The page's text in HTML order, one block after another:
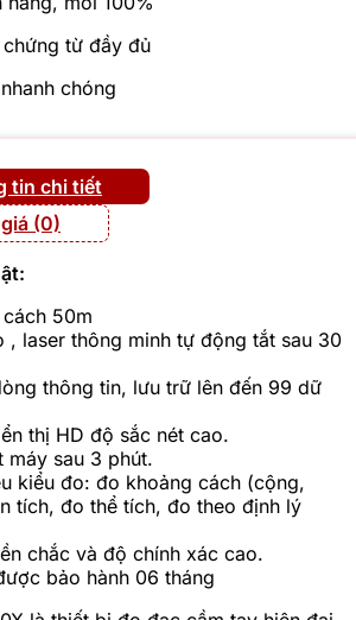
chứng từ đầy đủ
chóng
tin chi tiết
(0)
50m
, laser thông minh tự động tắt sau 30
thông tin, lưu trữ lên đến 99 dữ
thị HD độ sắc nét cao.
máy sau 3 phút.
kiểu đo: đo khoảng cách (cộng,
tích, đo thể tích, đo theo định lý
chắc và độ chính xác cao.
bảo hành 06 tháng